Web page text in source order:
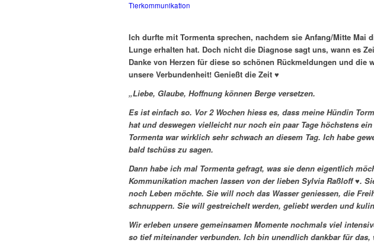
Tierkommunikation
Ich durfte mit Tormenta sprechen, nachdem sie Anfang/Mitte Mai
Lunge erhalten hat. Doch nicht die Diagnose sagt uns, wann es
Danke von Herzen für diese so schönen Rückmeldungen und die
unsere Verbundenheit! Genießt die Zeit ♥
„Liebe, Glaube, Hoffnung können Berge versetzen.
Es ist einfach so. Vor 2 Wochen hiess es, dass meine Hündin
hat und deswegen vielleicht nur noch ein paar Tage höchstens
Tormenta war wirklich sehr schwach an diesem Tag. Ich habe
bald tschüss zu sagen.
Dann habe ich mal Tormenta gefragt, was sie denn eigentlich
Kommunikation machen lassen von der lieben Sylvia Raßloff ♥.
noch Leben möchte. Sie will noch das Wasser geniessen, die
schnuppern. Sie will gestreichelt werden, geliebt werden und
Wir erleben unsere gemeinsamen Momente nochmals viel
so tief miteinander verbunden. Ich bin unendlich dankbar für